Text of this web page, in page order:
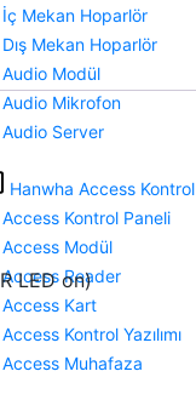
Mekan Hoparlör
Mekan Hoparlör
Modül
Mikrofon
Server
Hanwha Access Kontrol
Kontrol Paneli
Modül
Reader
Kart
Kontrol Yazılımı
Muhafaza
LED on)